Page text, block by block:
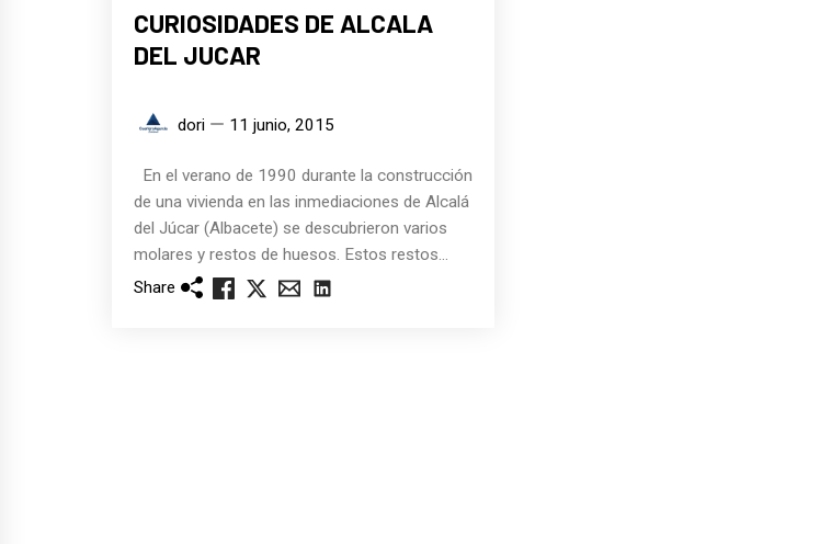
CURIOSIDADES DE ALCALA
DEL JUCAR
dori 11 junio, 2015
En el verano de 1990 durante la construcción
de una vivienda en las inmediaciones de Alcalá
del Júcar (Albacete) se descubrieron varios
molares y restos de huesos. Estos restos...
Share